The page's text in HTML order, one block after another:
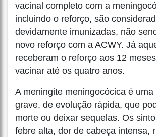
vacinal completo com a
incluindo o reforço, são
devidamente imunizadas, não
novo reforço com a ACWY. Já
receberam o reforço aos 12
vacinar até os quatro anos.
A meningite meningocócica é uma
grave, de evolução rápida, que
morte ou deixar sequelas. Os
febre alta, dor de cabeça intensa,